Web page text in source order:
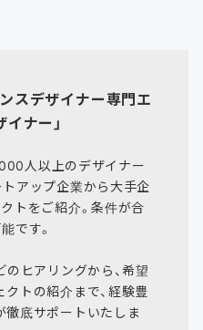
スデザイナー専門エ
ナー」
人以上のデザイナー
アップ企業から大手企
トをご紹介。条件が合
です。
のヒアリングから、希望
トの紹介まで、経験豊
底サポートいたしま